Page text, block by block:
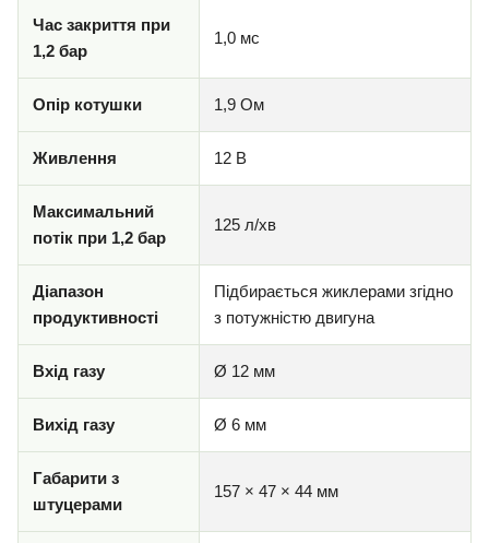
Час закриття при
1,2 бар
1,0 мс
Опір котушки 1,9 Ом
Живлення 12 В
Максимальний
потік при 1,2 бар
125 л/хв
Діапазон
продуктивності
Підбирається жиклерами згідно
з потужністю двигуна
Вхід газу Ø 12 мм
Вихід газу Ø 6 мм
Габарити з
штуцерами
157 × 47 × 44 мм